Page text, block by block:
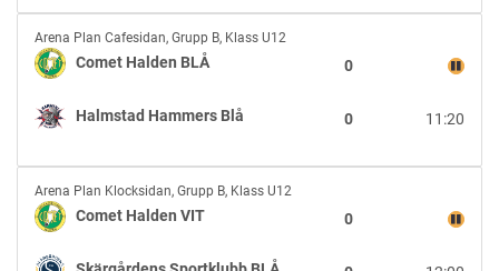
VIT
Comet
Halden
BLÅ
vs
Halmstad
Blå
Arena Plan Cafesidan, Grupp B, Klass U12
Comet Halden BLÅ 0
Halmstad Hammers Blå 11:20
0
Comet
Halden
VIT
vs
Arena Plan Klocksidan, Grupp B, Klass U12
Comet Halden VIT 0